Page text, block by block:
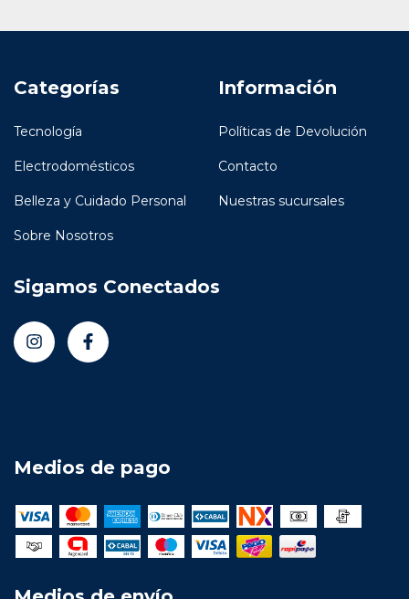
Categorías
Tecnología
Electrodomésticos
Belleza y Cuidado Personal
Sobre Nosotros
Información
Políticas de Devolución
Contacto
Nuestras sucursales
Sigamos Conectados
Medios de pago